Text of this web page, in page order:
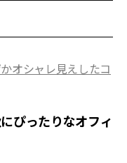
オシャレ見えしたコ
ぴったりなオフィ